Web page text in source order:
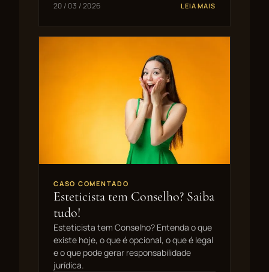
20 / 03 / 2026 LEIA MAIS
CASO COMENTADO
Esteticista tem Conselho? Saiba
tudo!
Esteticista tem Conselho? Entenda o que
existe hoje, o que é opcional, o que é legal
e o que pode gerar responsabilidade
jurídica.